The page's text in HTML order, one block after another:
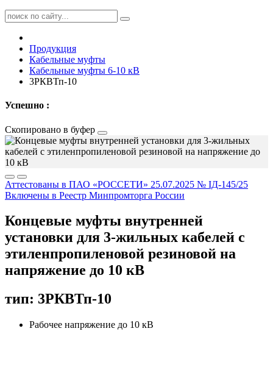
Продукция
Кабельные муфты
Кабельные муфты 6-10 кВ
3РКВТп-10
Успешно :
Скопировано в буфер
Аттестованы в ПАО «РОССЕТИ» 25.07.2025 № IД-145/25
Включены в Реестр Минпромторга России
Концевые муфты внутренней
установки для 3-жильных кабелей с
этиленпропиленовой резиновой на
напряжение до 10 кВ
тип: 3РКВТп-10
Рабочее напряжение до 10 кВ